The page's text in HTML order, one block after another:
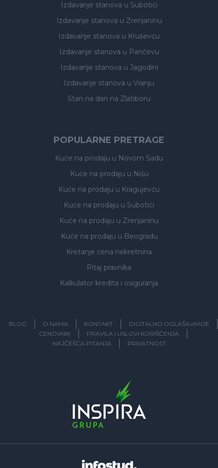
Izdavanje stanova u Subotici
Izdavanje stanova u Zrenjaninu
Izdavanje stanova u Kruševcu
Izdavanje stanova u Pančevu
Izdavanje stanova u Jagodini
Izdavanje stanova u Vranju
Stan na dan na Zlatiboru
POPULARNE PRETRAGE
Kuće na prodaju u Novom Sadu
Kuće na prodaju u Nišu
Kuće na prodaju u Kragujevcu
Kuće na prodaju u Subotici
Kuće na prodaju u Zrenjaninu
Kuće na prodaju u Beogradu
Kretanje cena nekretnina
Pitaj pravnika
Kalkulator kredita i osiguranja
BLOG O NAMA KONTAKT
DIGITALNO OGLAŠAVANJE
CENOVNIK
PRAVILA I USLOVI KORIŠĆENJA
NAJČEŠĆA PITANJA
PRIVATNOST